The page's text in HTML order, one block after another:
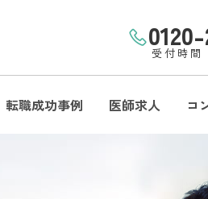
受付時
転職成功事例 医師求人 コ